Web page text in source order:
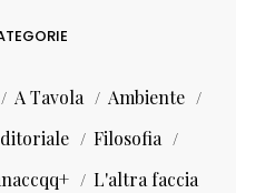
A Tavola
Ambiente
Filosofia
L'altra faccia